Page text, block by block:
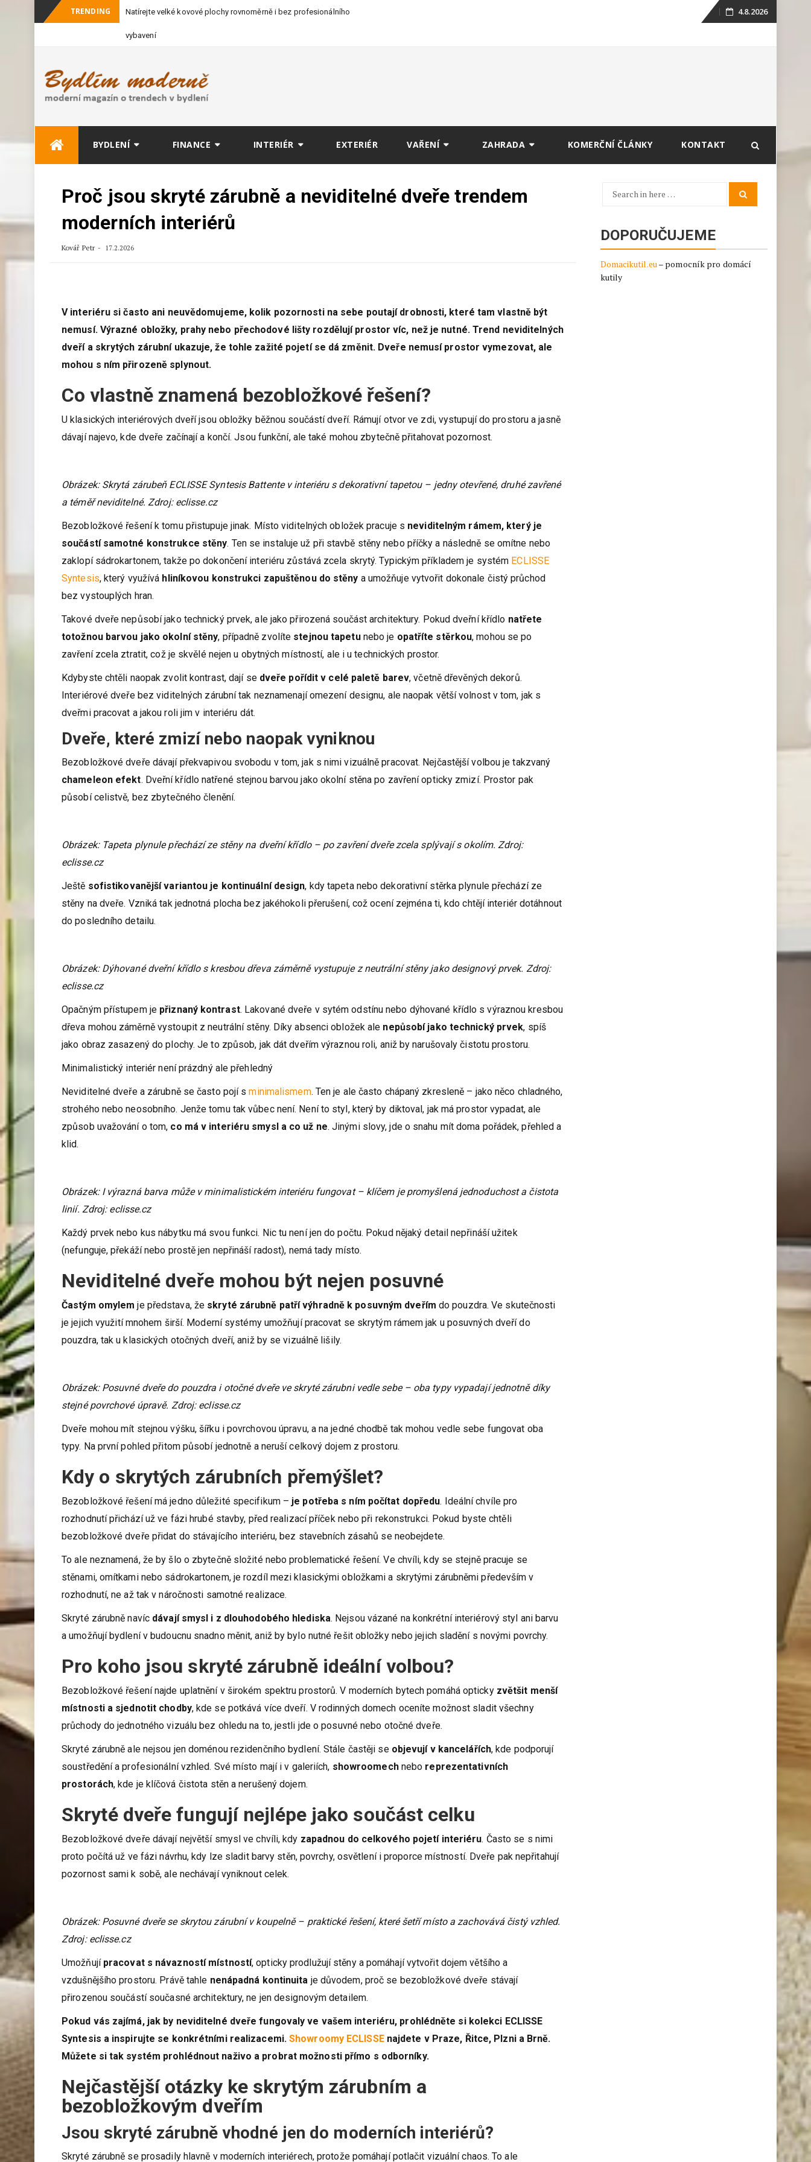
TRENDING Natírejte velké kovové plochy rovnoměrně i bez profesionálního
vybavení
Skip
4.8.2026
BYDLENÍ FINANCE INTERIÉR EXTERIÉR VAŘENÍ ZAHRADA KOMERČNÍ ČLÁNKY KONTAKT
Proč jsou skryté zárubně a neviditelné dveře trendem
moderních interiérů
Kovář Petr 17.2.2026
V interiéru si často ani neuvědomujeme, kolik pozornosti na sebe poutají drobnosti, které tam vlastně být
nemusí. Výrazné obložky, prahy nebo přechodové lišty rozdělují prostor víc, než je nutné. Trend neviditelných
dveří a skrytých zárubní ukazuje, že tohle zažité pojetí se dá změnit. Dveře nemusí prostor vymezovat, ale
mohou s ním přirozeně splynout.
Co vlastně znamená bezobložkové řešení?
U klasických interiérových dveří jsou obložky běžnou součástí dveří. Rámují otvor ve zdi, vystupují do prostoru a jasně
dávají najevo, kde dveře začínají a končí. Jsou funkční, ale také mohou zbytečně přitahovat pozornost.
Obrázek: Skrytá zárubeň ECLISSE Syntesis Battente v interiéru s dekorativní tapetou – jedny otevřené, druhé zavřené
a téměř neviditelné. Zdroj: eclisse.cz
Bezobložkové řešení k tomu přistupuje jinak. Místo viditelných obložek pracuje s neviditelným rámem, který je
součástí samotné konstrukce stěny. Ten se instaluje už při stavbě stěny nebo příčky a následně se omítne nebo
zaklopí sádrokartonem, takže po dokončení interiéru zůstává zcela skrytý. Typickým příkladem je systém ECLISSE
Syntesis, který využívá hliníkovou konstrukci zapuštěnou do stěny a umožňuje vytvořit dokonale čistý průchod
bez vystouplých hran.
Takové dveře nepůsobí jako technický prvek, ale jako přirozená součást architektury. Pokud dveřní křídlo natřete
totožnou barvou jako okolní stěny, případně zvolíte stejnou tapetunebo je opatříte stěrkou, mohou se po
zavření zcela ztratit, což je skvělé nejen u obytných místností, ale i u technických prostor.
Kdybyste chtěli naopak zvolit kontrast, dají se dveře pořídit v celé paletě barev, včetně dřevěných dekorů.
Interiérové dveře bez viditelných zárubní tak neznamenají omezení designu, ale naopak větší volnost v tom, jak s
dveřmi pracovat a jakou roli jim v interiéru dát.
Dveře, které zmizí nebo naopak vyniknou
Bezobložkové dveře dávají překvapivou svobodu v tom, jak s nimi vizuálně pracovat. Nejčastější volbou je takzvaný
chameleon efekt. Dveřní křídlo natřené stejnou barvou jako okolní stěna po zavření opticky zmizí. Prostor pak
působí celistvě, bez zbytečného členění.
Obrázek: Tapeta plynule přechází ze stěny na dveřní křídlo – po zavření dveře zcela splývají s okolím. Zdroj:
eclisse.cz
Ještě sofistikovanější variantou je kontinuální design, kdy tapeta nebo dekorativní stěrka plynule přechází ze
stěny na dveře. Vzniká tak jednotná plocha bez jakéhokoli přerušení, což ocení zejména ti, kdo chtějí interiér dotáhnout
do posledního detailu.
Obrázek: Dýhované dveřní křídlo s kresbou dřeva záměrně vystupuje z neutrální stěny jako designový prvek. Zdroj:
eclisse.cz
Opačným přístupem je přiznaný kontrast. Lakované dveře v sytém odstínu nebo dýhované křídlo s výraznou kresbou
dřeva mohou záměrně vystoupit z neutrální stěny. Díky absenci obložek ale nepůsobí jako technický prvek, spíš
jako obraz zasazený do plochy. Je to způsob, jak dát dveřím výraznou roli, aniž by narušovaly čistotu prostoru.
Minimalistický interiér není prázdný ale přehledný
Neviditelné dveře a zárubně se často pojí sminimalismem. Ten je ale často chápaný zkresleně – jako něco chladného,
strohého nebo neosobního. Jenže tomu tak vůbec není. Není to styl, který by diktoval, jak má prostor vypadat, ale
způsob uvažování o tom, co má v interiéru smysl a co už ne. Jinými slovy, jde o snahu mít doma pořádek, přehled a
klid.
Obrázek: I výrazná barva může v minimalistickém interiéru fungovat – klíčem je promyšlená jednoduchost a čistota
linií. Zdroj: eclisse.cz
Každý prvek nebo kus nábytku má svou funkci. Nic tu není jen do počtu. Pokud nějaký detail nepřináší užitek
(nefunguje, překáží nebo prostě jen nepřináší radost), nemá tady místo.
Neviditelné dveře mohou být nejen posuvné
Častým omylem je představa, že skryté zárubně patří výhradně k posuvným dveřím do pouzdra. Ve skutečnosti
je jejich využití mnohem širší. Moderní systémy umožňují pracovat se skrytým rámem jak u posuvných dveří do
pouzdra, tak u klasických otočných dveří, aniž by se vizuálně lišily.
Obrázek: Posuvné dveře do pouzdra i otočné dveře ve skryté zárubni vedle sebe – oba typy vypadají jednotně díky
stejné povrchové úpravě. Zdroj: eclisse.cz
Dveře mohou mít stejnou výšku, šířku i povrchovou úpravu, a na jedné chodbě tak mohou vedle sebe fungovat oba
typy. Na první pohled přitom působí jednotně a neruší celkový dojem z prostoru.
Kdy o skrytých zárubních přemýšlet?
Bezobložkové řešení má jedno důležité specifikum – je potřeba s ním počítat dopředu. Ideální chvíle pro
rozhodnutí přichází už ve fázi hrubé stavby, před realizací příček nebo při rekonstrukci. Pokud byste chtěli
bezobložkové dveře přidat do stávajícího interiéru, bez stavebních zásahů se neobejdete.
To ale neznamená, že by šlo o zbytečně složité nebo problematické řešení. Ve chvíli, kdy se stejně pracuje se
stěnami, omítkami nebo sádrokartonem, je rozdíl mezi klasickými obložkami a skrytými zárubněmi především v
rozhodnutí, ne až tak v náročnosti samotné realizace.
Skryté zárubně navíc dávají smysl i z dlouhodobého hlediska. Nejsou vázané na konkrétní interiérový styl ani barvu
a umožňují bydlení v budoucnu snadno měnit, aniž by bylo nutné řešit obložky nebo jejich sladění s novými povrchy.
Pro koho jsou skryté zárubně ideální volbou?
Bezobložkové řešení najde uplatnění v širokém spektru prostorů. V moderních bytech pomáhá opticky zvětšit menší
místnosti a sjednotit chodby, kde se potkává více dveří. V rodinných domech oceníte možnost sladit všechny
průchody do jednotného vizuálu bez ohledu na to, jestli jde o posuvné nebo otočné dveře.
Skryté zárubně ale nejsou jen doménou rezidenčního bydlení. Stále častěji se objevují v kancelářích, kde podporují
soustředění a profesionální vzhled. Své místo mají i v galeriích, showroomechnebo reprezentativních
prostorách, kde je klíčová čistota stěn a nerušený dojem.
Skryté dveře fungují nejlépe jako součást celku
Bezobložkové dveře dávají největší smysl ve chvíli, kdy zapadnou do celkového pojetí interiéru. Často se s nimi
proto počítá už ve fázi návrhu, kdy lze sladit barvy stěn, povrchy, osvětlení i proporce místností. Dveře pak nepřitahují
pozornost sami k sobě, ale nechávají vyniknout celek.
Obrázek: Posuvné dveře se skrytou zárubní v koupelně – praktické řešení, které šetří místo a zachovává čistý vzhled.
Zdroj: eclisse.cz
Umožňují pracovat s návazností místností, opticky prodlužují stěny a pomáhají vytvořit dojem většího a
vzdušnějšího prostoru. Právě tahle nenápadná kontinuita je důvodem, proč se bezobložkové dveře stávají
přirozenou součástí současné architektury, ne jen designovým detailem.
Pokud vás zajímá, jak by neviditelné dveře fungovaly ve vašem interiéru, prohlédněte si kolekci ECLISSE
Syntesis a inspirujte se konkrétními realizacemi.Showroomy ECLISSEnajdete v Praze, Řitce, Plzni a Brně.
Můžete si tak systém prohlédnout naživo a probrat možnosti přímo s odborníky.
Nejčastější otázky ke skrytým zárubním a
bezobložkovým dveřím
Jsou skryté zárubně vhodné jen do moderních interiérů?
Skryté zárubně se prosadily hlavně v moderních interiérech, protože pomáhají potlačit vizuální chaos. To ale
Search
DOPORUČUJEME
Domacikutil.eu– pomocník pro domácí
kutily